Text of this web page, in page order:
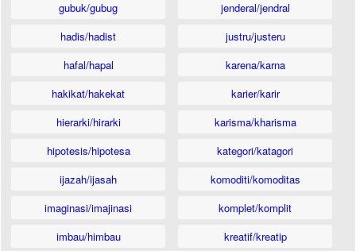
gubuk/gubug
hadis/hadist
hafal/hapal
hakikat/hakekat
hierarki/hirarki
hipotesis/hipotesa
ijazah/ijasah
imaginasi/imajinasi
imbau/himbau
jenderal/jendral
justru/justeru
karena/karna
karier/karir
karisma/kharisma
kategori/katagori
komoditi/komoditas
komplet/komplit
kreatif/kreatip